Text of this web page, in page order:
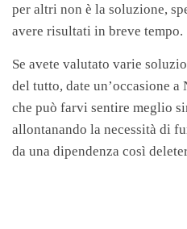
per altri non è la soluzione,
avere risultati in breve tempo.
Se avete valutato varie
del tutto, date un’occasione
che può farvi sentire meglio
allontanando la necessità di
da una dipendenza così